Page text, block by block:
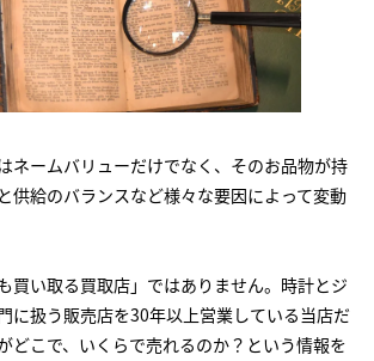
ネームバリューだけでなく、そのお品物が持
供給のバランスなど様々な要因によって変動
買い取る買取店」ではありません。時計とジ
に扱う販売店を30年以上営業している当店だ
どこで、いくらで売れるのか？という情報を